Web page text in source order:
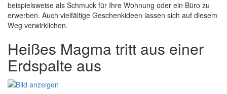
beispielsweise als Schmuck für Ihre Wohnung oder ein Büro zu
erwerben. Auch vielfältige Geschenkideen lassen sich auf diesem
Weg verwirklichen.
Heißes Magma tritt aus einer
Erdspalte aus